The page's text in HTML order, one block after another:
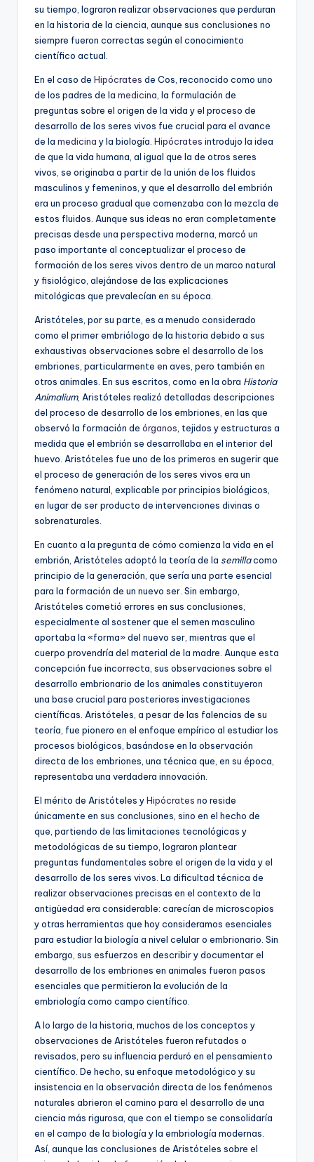
su tiempo, lograron realizar observaciones que perduran
en la historia de la ciencia, aunque sus conclusiones no
siempre fueron correctas según el conocimiento
científico actual.
En el caso de Hipócrates de Cos, reconocido como uno
de los padres de la medicina , la formulación de
preguntas sobre el origen de la vida y el proceso de
desarrollo de los seres vivos fue crucial para el avance
de la medicina y la biología. Hipócrates introdujo la idea
de que la vida humana, al igual que la de otros seres
vivos, se originaba a partir de la unión de los fluidos
masculinos y femeninos, y que el desarrollo del embrión
era un proceso gradual que comenzaba con la mezcla de
estos fluidos. Aunque sus ideas no eran completamente
precisas desde una perspectiva moderna, marcó un
paso importante al conceptualizar el proceso de
formación de los seres vivos dentro de un marco natural
y fisiológico, alejándose de las explicaciones
mitológicas que prevalecían en su época.
Aristóteles, por su parte, es a menudo considerado
como el primer embriólogo de la historia debido a sus
exhaustivas observaciones sobre el desarrollo de los
embriones, particularmente en aves, pero también en
otros animales. En sus escritos, como en la obra Historia
Animalium, Aristóteles realizó detalladas descripciones
del proceso de desarrollo de los embriones, en las que
observó la formación de órganos , tejidos y estructuras a
medida que el embrión se desarrollaba en el interior del
huevo. Aristóteles fue uno de los primeros en sugerir que
el proceso de generación de los seres vivos era un
fenómeno natural, explicable por principios biológicos,
en lugar de ser producto de intervenciones divinas o
sobrenaturales.
En cuanto a la pregunta de cómo comienza la vida en el
embrión, Aristóteles adoptó la teoría de la semillacomo
principio de la generación, que sería una parte esencial
para la formación de un nuevo ser. Sin embargo,
Aristóteles cometió errores en sus conclusiones,
especialmente al sostener que el semen masculino
aportaba la «forma» del nuevo ser, mientras que el
cuerpo provendría del material de la madre. Aunque esta
concepción fue incorrecta, sus observaciones sobre el
desarrollo embrionario de los animales constituyeron
una base crucial para posteriores investigaciones
científicas. Aristóteles, a pesar de las falencias de su
teoría, fue pionero en el enfoque empírico al estudiar los
procesos biológicos, basándose en la observación
directa de los embriones, una técnica que, en su época,
representaba una verdadera innovación.
El mérito de Aristóteles yHipócrates no reside
únicamente en sus conclusiones, sino en el hecho de
que, partiendo de las limitaciones tecnológicas y
metodológicas de su tiempo, lograron plantear
preguntas fundamentales sobre el origen de la vida y el
desarrollo de los seres vivos. La dificultad técnica de
realizar observaciones precisas en el contexto de la
antigüedad era considerable: carecían de microscopios
y otras herramientas que hoy consideramos esenciales
para estudiar la biología a nivel celular o embrionario. Sin
embargo, sus esfuerzos en describir y documentar el
desarrollo de los embriones en animales fueron pasos
esenciales que permitieron la evolución de la
embriología como campo científico.
A lo largo de la historia, muchos de los conceptos y
observaciones de Aristóteles fueron refutados o
revisados, pero su influencia perduró en el pensamiento
científico. De hecho, su enfoque metodológico y su
insistencia en la observación directa de los fenómenos
naturales abrieron el camino para el desarrollo de una
ciencia más rigurosa, que con el tiempo se consolidaría
en el campo de la biología y la embriología modernas.
Así, aunque las conclusiones de Aristóteles sobre el